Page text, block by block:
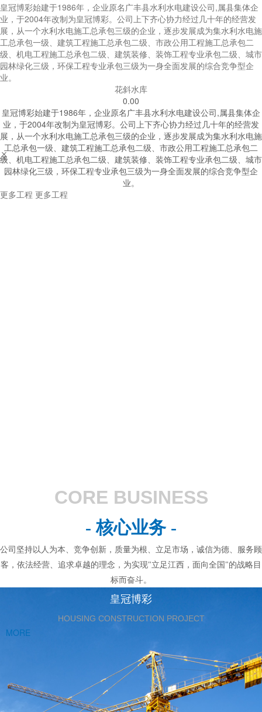
皇冠博彩始建于1986年，企业原名广丰县水利水电建设公司,属县集体企
业，于2004年改制为皇冠博彩。公司上下齐心协力经过几十年的经营发
展，从一个水利水电施工总承包三级的企业，逐步发展成为集水利水电施
工总承包一级、建筑工程施工总承包二级、市政公用工程施工总承包二
级、机电工程施工总承包二级、建筑装修、装饰工程专业承包二级、城市
园林绿化三级，环保工程专业承包三级为一身全面发展的综合竞争型企
业。
花斜水库
0.00
皇冠博彩始建于1986年，企业原名广丰县水利水电建设公司,属县集体企
业，于2004年改制为皇冠博彩。公司上下齐心协力经过几十年的经营发
展，从一个水利水电施工总承包三级的企业，逐步发展成为集水利水电施
工总承包一级、建筑工程施工总承包二级、市政公用工程施工总承包二
级、机电工程施工总承包二级、建筑装修、装饰工程专业承包二级、城市
园林绿化三级，环保工程专业承包三级为一身全面发展的综合竞争型企
业。


更多工程 更多工程
CORE BUSINESS
- 核心业务 -
公司坚持以人为本、竞争创新，质量为根、立足市场，诚信为德、服务顾
客，依法经营、追求卓越的理念，为实现"立足江西，面向全国"的战略目
标而奋斗。
皇冠博彩
HOUSING CONSTRUCTION PROJECT
MORE